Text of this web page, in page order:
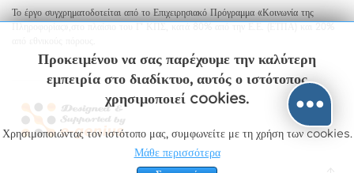
Το έργο συγχρηματοδοτείται από το Επιχειρησιακό Πρόγραμμα «Κοινωνία της
Προκειμένου να σας παρέχουμε την καλύτερη
εμπειρία στο διαδίκτυο, αυτός ο ιστότοπος
χρησιμοποιεί cookies.
Χρησιμοποιώντας τον ιστότοπο μας, συμφωνείτε με τη χρήση των cookies.
Μάθε περισσότερα